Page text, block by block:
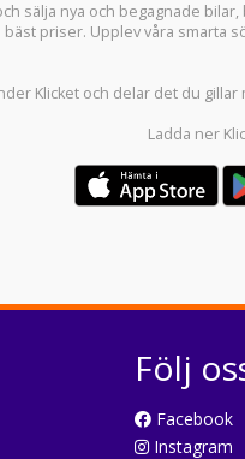
sälja nya och begagnade bilar,
priser. Upplev våra smarta
Klicket och delar det du gillar
Ladda ner
Följ
Facebook
Instagram